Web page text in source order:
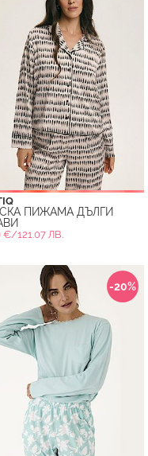
ПИЖАМА ДЪЛГИ
€/121.07 ЛВ.
-20%